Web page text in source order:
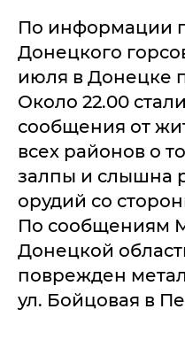
По информации
Донецкого
июля в Донецке
Около 22.00
сообщения от
всех районов о
залпы и слышна
орудий со
По сообщениям
Донецкой
поврежден
ул. Бойцовая в